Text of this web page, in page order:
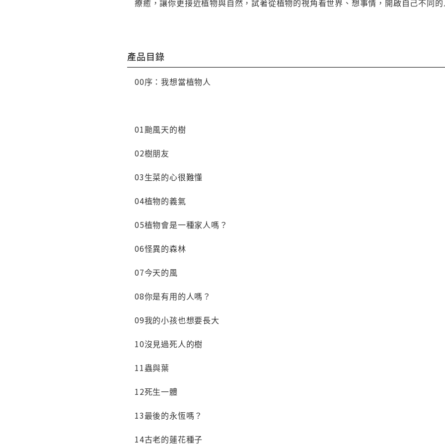
療癒，讓你更接近植物與自然，試著從植物的視角看世界、想事情，開啟自己不同的
產品目錄
00序：我想當植物人
01颱風天的樹
02樹朋友
03生菜的心很難懂
04植物的義氣
05植物會是一種家人嗎？
06怪異的森林
07今天的風
08你是有用的人嗎？
09我的小孩也想要長大
10沒見過死人的樹
11蟲與葉
12死生一體
13最後的永恆嗎？
14古老的蓮花種子